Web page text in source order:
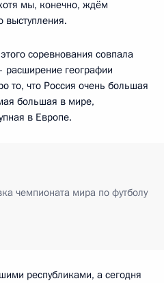
мы, конечно, ждём
соревнования совпала
географии
то, что Россия очень большая
большая в мире,
в Европе.
чемпионата мира по футболу
республиками, а сегодня